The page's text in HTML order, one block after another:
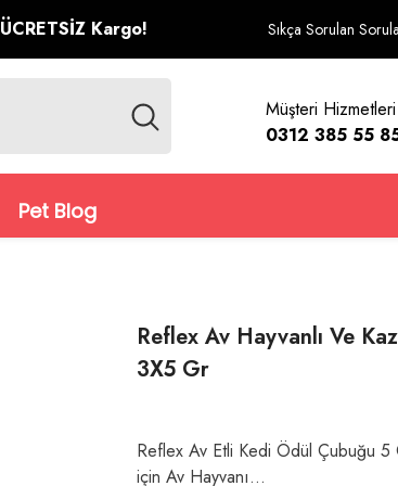
ÜCRETSİZ Kargo! Sıkça Sorulan
Müşteri Hizmetleri
0312 385 55
Pet Blog
Reflex Av Hayvanlı Ve
3X5 Gr
Reflex Av Etli Kedi Ödül Çubuğu
için Av Hayvanı...